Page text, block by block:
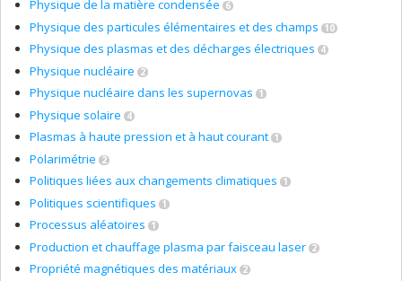
Physique de la matière condensée 6
Physique des particules élémentaires et des champs 10
Physique des plasmas et des décharges électriques 4
Physique nucléaire 2
Physique nucléaire dans les supernovas 1
Physique solaire 4
Plasmas à haute pression et à haut courant 1
Polarimétrie 2
Politiques liées aux changements climatiques 1
Politiques scientifiques 1
Processus aléatoires 1
Production et chauffage plasma par faisceau laser 2
Propriété magnétiques des matériaux 2